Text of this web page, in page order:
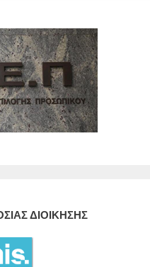
ΔΙΟΙΚΗΣΗΣ